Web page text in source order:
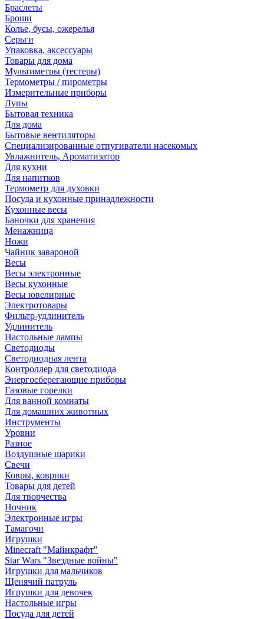
Браслеты
Броши
Колье, бусы, ожерелья
Серьги
Упаковка, аксессуары
Товары для дома
Мультиметры (тестеры)
Термометры / пирометры
Измерительные приборы
Лупы
Бытовая техника
Для дома
Бытовые вентиляторы
Специализированные отпугиватели насекомых
Увлажнитель, Ароматизатор
Для кухни
Для напитков
Термометр для духовки
Посуда и кухонные принадлежности
Кухонные весы
Баночки для хранения
Менажница
Ножи
Чайник завароной
Весы
Весы электронные
Весы кухонные
Весы ювелирные
Электротовары
Фильтр-удлинитель
Удлинитель
Настольные лампы
Светодиоды
Светодиодная лента
Контроллер для светодиода
Энергосберегающие приборы
Газовые горелки
Для ванной комнаты
Для домашних животных
Инструменты
Уровни
Разное
Воздушные шарики
Свечи
Ковры, коврики
Товары для детей
Для творчества
Ночник
Электронные игры
Тамагочи
Игрушки
Minecraft "Майнкрафт"
Star Wars "Звездные войны"
Игрушки для мальчиков
Щенячий патруль
Игрушки для девочек
Настольные игры
Посуда для детей